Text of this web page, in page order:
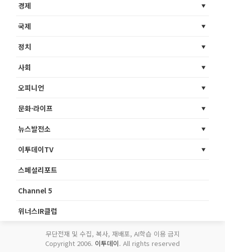
경제
국제
정치
사회
오피니언
문화·라이프
뉴스발전소
이투데이TV
스페셜리포트
Channel 5
위너스IR클럽
무단전재 및 수집, 복사, 재배포, AI학습 이용 금지
Copyright 2006. 이투데이. All rights reserved